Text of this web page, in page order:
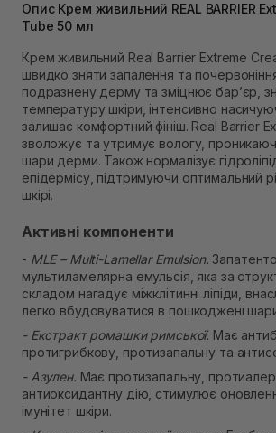
Самовивіз м. Львів, вул. Степана
Немає в наявності!
Самовивіз м. Рівне, вул. 16-го
Немає в наявності!
Самовивіз м. Рівне, вул. Кулика і
Екватор)
Немає в наявності!
Опис Крем живильний REAL BARRIER
Tube 50 мл
Крем живильний Real Barrier Extreme
швидко зняти запалення та
подразнену дерму та зміцнює бар’єр,
температуру шкіри, інтенсивно
залишає комфортний фініш. Real Barrier
зволожує та утримує вологу,
шари дерми. Також нормалізує
епідермісу, підтримуючи оптимальний
шкірі.
Активні компоненти
- MLE – Multi-Lamellar Emulsion.
мультиламелярна емульсія, яка за
складом нагадує міжклітинні ліпіди,
легко вбудовуватися в пошкоджені
- Екстракт ромашки римської. Має
протигрибкову, протизапальну та
- Азулен. Має протизапальну,
антиоксидантну дію, стимулює
імунітет шкіри.